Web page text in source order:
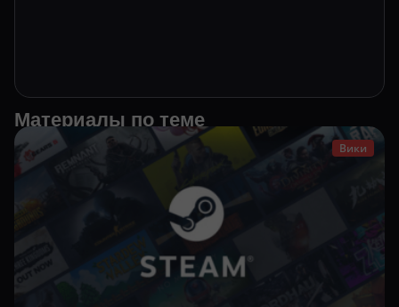
Материалы по теме
Вики